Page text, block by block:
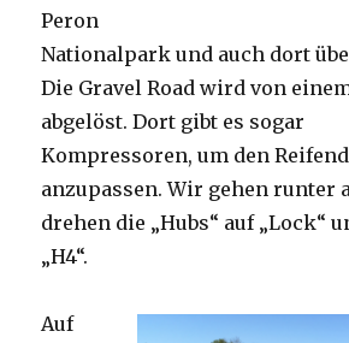
Peron
Nationalpark und auch dort
Die Gravel Road wird von
abgelöst. Dort gibt es sogar
Kompressoren, um den
anzupassen. Wir gehen runter
drehen die „Hubs“ auf „Lock“
„H4“.
Auf